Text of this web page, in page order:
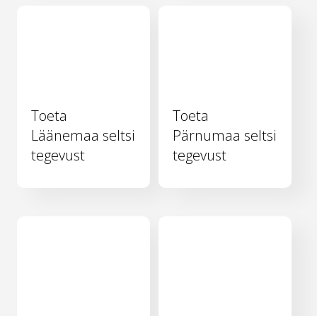
Toeta
Läänemaa seltsi
tegevust
Toeta
Pärnumaa seltsi
tegevust